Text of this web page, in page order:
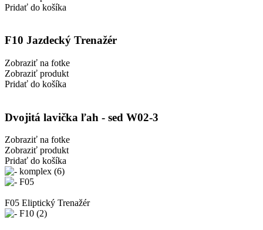
Pridať do košíka
F10 Jazdecký Trenažér
Zobraziť na fotke
Zobraziť produkt
Pridať do košíka
Dvojitá lavička ľah - sed W02-3
Zobraziť na fotke
Zobraziť produkt
Pridať do košíka
F05 Eliptický Trenažér